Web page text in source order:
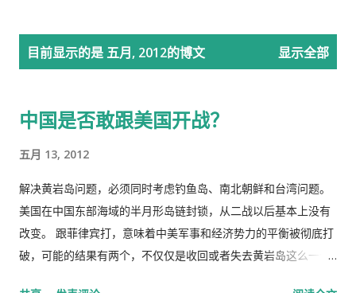
目前显示的是 五月, 2012的博文 显示全部
中国是否敢跟美国开战？
五月 13, 2012
解决黄岩岛问题，必须同时考虑钓鱼岛、南北朝鲜和台湾问题。
美国在中国东部海域的半月形岛链封锁，从二战以后基本上没有
改变。 跟菲律宾打，意味着中美军事和经济势力的平衡被彻底打
破，可能的结果有两个，不仅仅是收回或者失去黄岩岛这么一个